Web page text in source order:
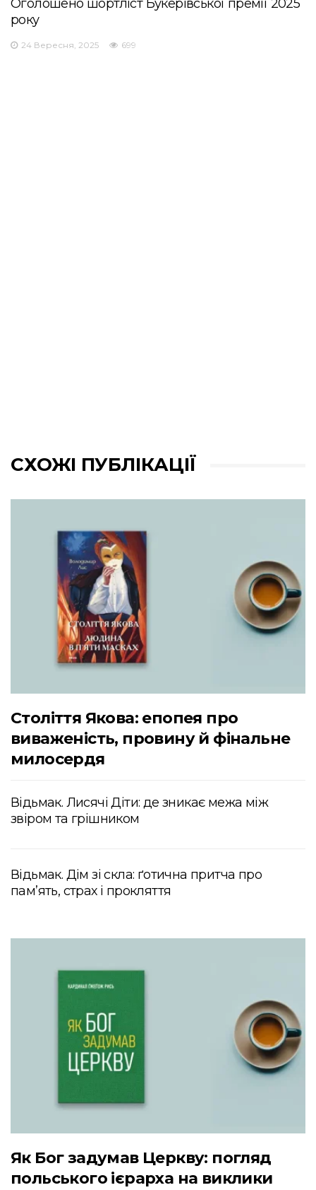
Оголошено шортліст Букерівської премії 2025
року
24 Вересня, 2025 699
СХОЖІ ПУБЛІКАЦІЇ
Століття Якова: епопея про
виваженість, провину й фінальне
милосердя
Відьмак. Лисячі Діти: де зникає межа між
звіром та грішником
Відьмак. Дім зі скла: ґотична притча про
пам’ять, страх і прокляття
Як Бог задумав Церкву: погляд
польського ієрарха на виклики